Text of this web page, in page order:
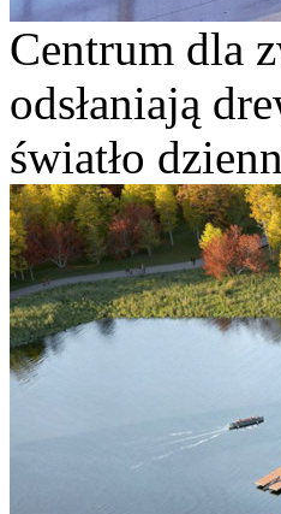
Centrum dla
odsłaniają
światło